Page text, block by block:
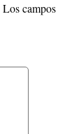
Los campos